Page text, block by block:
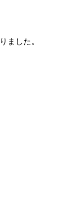
ました。